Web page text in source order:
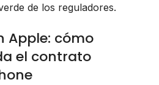
de los reguladores.
Apple: cómo
el contrato